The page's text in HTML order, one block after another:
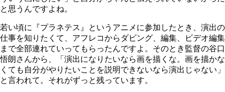
と思うんですよね。
若い頃に『プラネテス』というアニメに参加したとき、演出の
仕事を知りたくて、アフレコからダビング、編集、ビデオ編集
まで全部連れていってもらったんですよ。そのとき監督の谷口
悟朗さんから、「演出になりたいなら画を描くな。画を描かな
くても自分がやりたいことを説明できないなら演出じゃない」
と言われて。それがずっと残っています。